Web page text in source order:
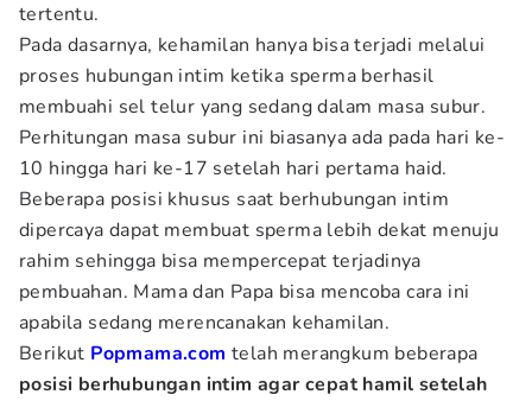
tertentu.
Pada dasarnya, kehamilan hanya bisa terjadi melalui
proses hubungan intim ketika sperma berhasil
membuahi sel telur yang sedang dalam masa subur.
Perhitungan masa subur ini biasanya ada pada hari ke-
10 hingga hari ke-17 setelah hari pertama haid.
Beberapa posisi khusus saat berhubungan intim
dipercaya dapat membuat sperma lebih dekat menuju
rahim sehingga bisa mempercepat terjadinya
pembuahan. Mama dan Papa bisa mencoba cara ini
apabila sedang merencanakan kehamilan.
Berikut Popmama.com telah merangkum beberapa
posisi berhubungan intim agar cepat hamil setelah